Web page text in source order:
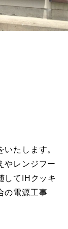
たします。
やレンジフー
してIHクッキ
の電源工事